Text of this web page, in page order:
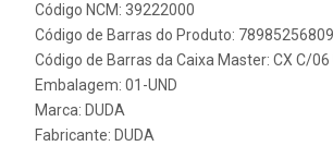
Código NCM: 39222000
Código de Barras do Produto:
Código de Barras da Caixa Master: CX C/06
Embalagem: 01-UND
Marca: DUDA
Fabricante: DUDA